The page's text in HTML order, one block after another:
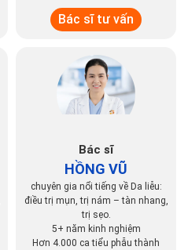
Bác sĩ tư vấn
Bác sĩ
HỒNG VŨ
chuyên gia nổi tiếng về Da liễu:
điều trị mụn, trị nám – tàn nhang,
trị sẹo.
5+ năm kinh nghiệm
Hơn 4.000 ca tiểu phẫu thành